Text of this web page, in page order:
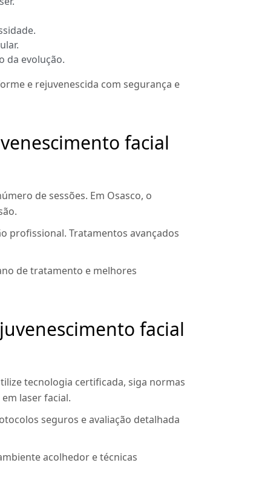
da evolução.
e rejuvenescida com segurança e
facial
de sessões. Em Osasco, o
profissional. Tratamentos avançados
de tratamento e melhores
facial
tecnologia certificada, siga normas
laser facial.
seguros e avaliação detalhada
acolhedor e técnicas